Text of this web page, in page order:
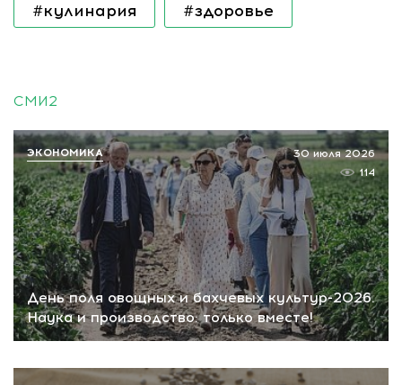
#кулинария #здоровье
СМИ2
День поля овощных и бахчевых культур-2026.
Наука и производство: только вместе!
30 июля 2026
114
ЭКОНОМИКА